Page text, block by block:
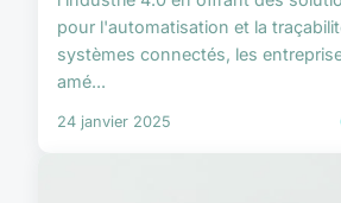
pour l'automatisation et la
systèmes connectés, les
amé...
24 janvier 2025